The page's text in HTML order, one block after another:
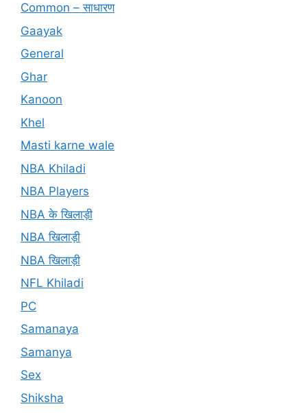
Common – साधारण
Gaayak
General
Ghar
Kanoon
Khel
Masti karne wale
NBA Khiladi
NBA Players
NBA के खिलाड़ी
NBA खिलाड़ी
NBA खिलाड़ी
NFL Khiladi
PC
Samanaya
Samanya
Sex
Shiksha